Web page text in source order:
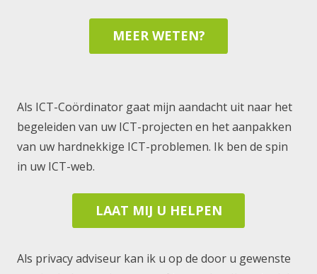
MEER WETEN?
Als ICT-Coördinator gaat mijn aandacht uit naar het
begeleiden van uw ICT-projecten en het aanpakken
van uw hardnekkige ICT-problemen. Ik ben de spin
in uw ICT-web.
LAAT MIJ U HELPEN
Als privacy adviseur kan ik u op de door u gewenste